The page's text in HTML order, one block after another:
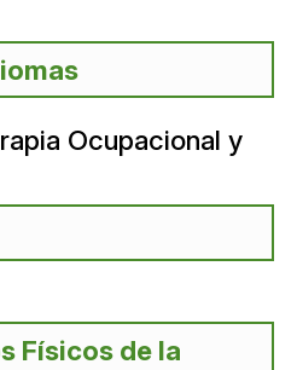
Ocupacional y
Físicos de la